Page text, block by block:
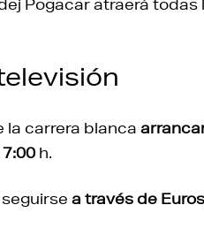
Pogacar atraerá
la carrera blanca
h.
a través de